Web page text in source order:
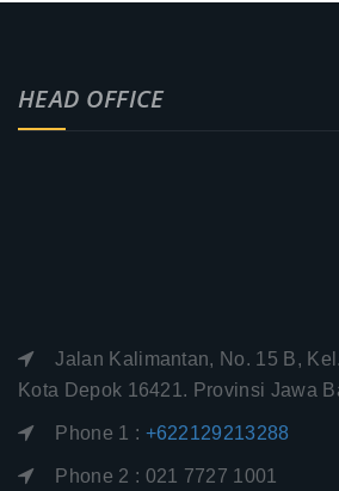
HEAD OFFICE
Jalan Kalimantan, No. 15 B,
Kota Depok 16421. Provinsi Jawa
Phone 1 : +622129213288
Phone 2 : 021 7727 1001